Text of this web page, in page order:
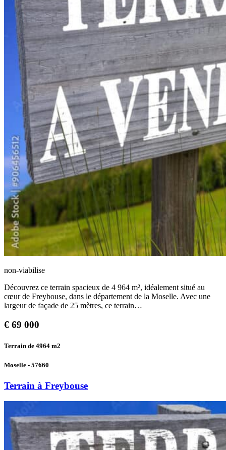
non-viabilise
Découvrez ce terrain spacieux de 4 964 m², idéalement situé au
cœur de Freybouse, dans le département de la Moselle. Avec une
largeur de façade de 25 mètres, ce terrain…
€ 69 000
Terrain de 4964 m2
Moselle - 57660
Terrain à Freybouse